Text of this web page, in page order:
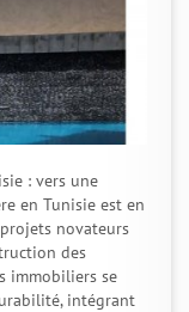
: vers une
en Tunisie est en
novateurs
des
immobiliers se
intégrant